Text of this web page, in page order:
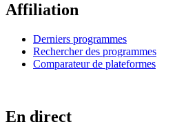
Affiliation
Derniers programmes
Rechercher des programmes
Comparateur de plateformes
En direct